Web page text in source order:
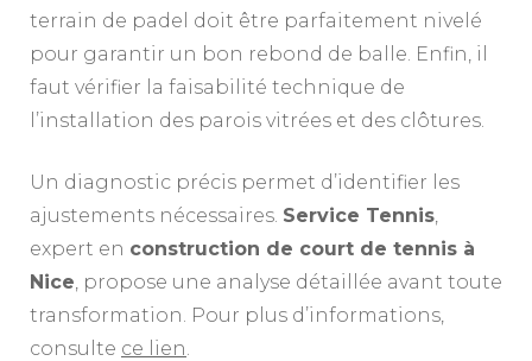
terrain de padel doit être parfaitement nivelé
pour garantir un bon rebond de balle. Enfin, il
faut vérifier la faisabilité technique de
l’installation des parois vitrées et des clôtures.
Un diagnostic précis permet d’identifier les
ajustements nécessaires. Service Tennis
expert en construction de court de tennis à
Nice , propose une analyse détaillée avant toute
transformation. Pour plus d’informations,
consulte ce lien